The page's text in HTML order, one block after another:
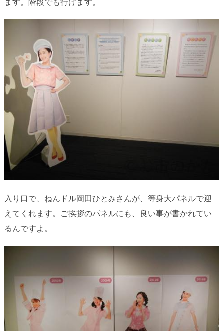
入り口で、ねんドル岡田ひとみさんが、等身大パネルで迎
えてくれます。ご挨拶のパネルにも、良い事が書かれてい
るんですよ。